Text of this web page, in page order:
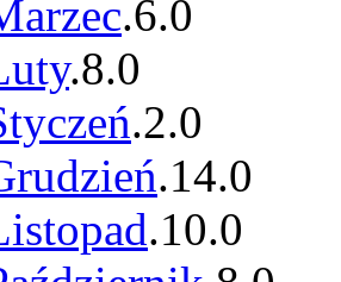
.6.0
.8.0
.2.0
.14.0
.10.0